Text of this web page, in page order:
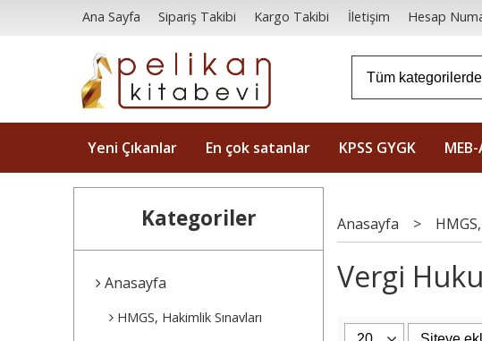
Ana Sayfa Sipariş Takibi Kargo Takibi İletişim Hesap
Yeni Çıkanlar En çok satanlar KPSS GYGK
Kategoriler
Anasayfa
HMGS, Hakimlik Sınavları
Anasayfa >
Vergi